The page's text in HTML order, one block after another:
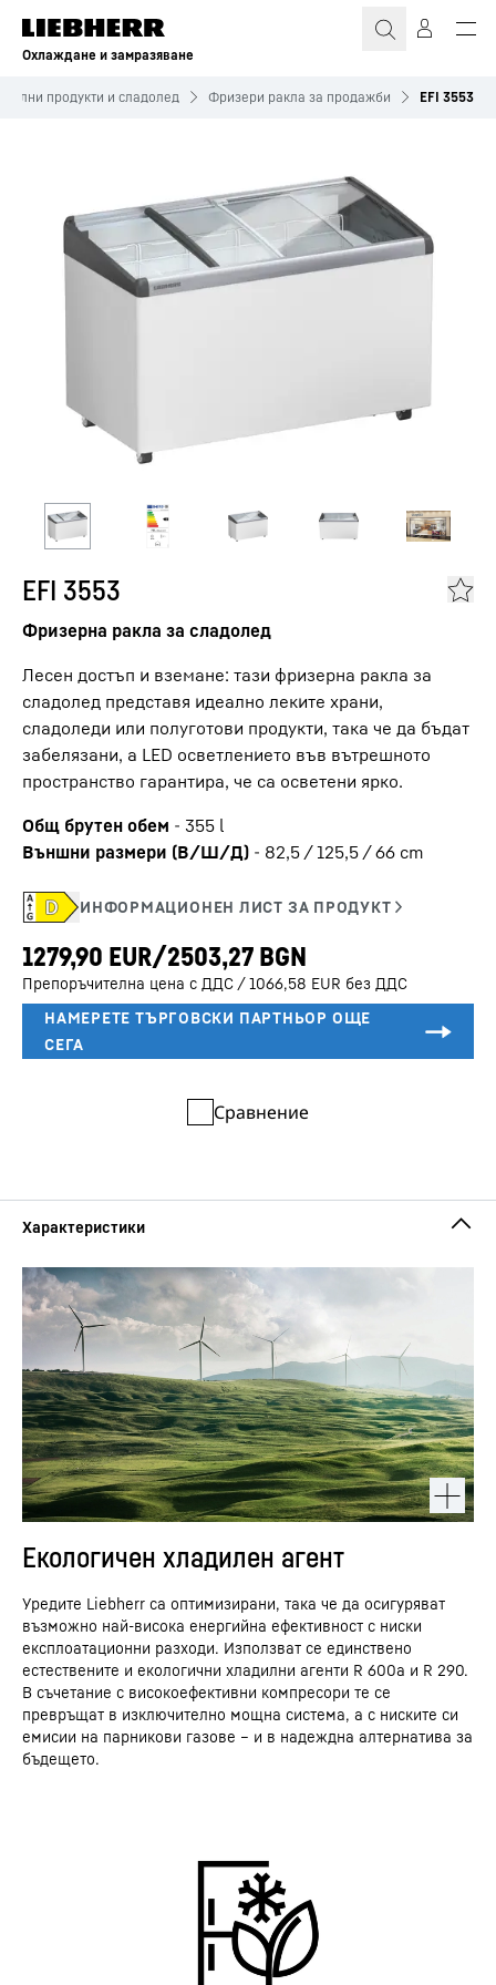
Охлаждане и замразяване
продукти и сладолед Фризери ракла за продажби EFI 3553
EFI 3553
Фризерна ракла за сладолед
Лесен достъп и вземане: тази фризерна ракла за
сладолед представя идеално леките храни,
сладоледи или полуготови продукти, така че да бъдат
забелязани, а LED осветлението във вътрешното
пространство гарантира, че са осветени ярко.
Общ брутен обем - 355 l
Външни размери (В/Ш/Д) - 82,5 / 125,5 / 66 cm
Препоръчителна цена с ДДС / 1066,58 EUR без ДДС
Сравнение
Екологичен хладилен агент
Уредите Liebherr са оптимизирани, така че да осигуряват
възможно най-висока енергийна ефективност с ниски
експлоатационни разходи. Използват се единствено
естествените и екологични хладилни агенти R 600a и R 290.
В съчетание с високоефективни компресори те се
превръщат в изключително мощна система, а с ниските си
емисии на парникови газове – и в надеждна алтернатива за
бъдещето.